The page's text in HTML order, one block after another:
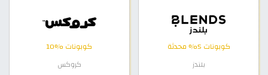
كوبونات 5% محدثة
بلندز
كوبونات %10
كروكس